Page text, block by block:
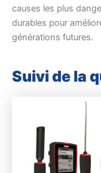
causes les plus
durables pour
générations futures.
Suivi de la